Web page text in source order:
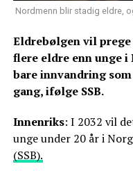
Nordmenn blir stadig eldre,
Eldrebølgen vil prege
flere eldre enn unge i
bare innvandring
gang, ifølge SSB.
Innenriks: I 2032 vil
unge under 20 år i
(SSB).